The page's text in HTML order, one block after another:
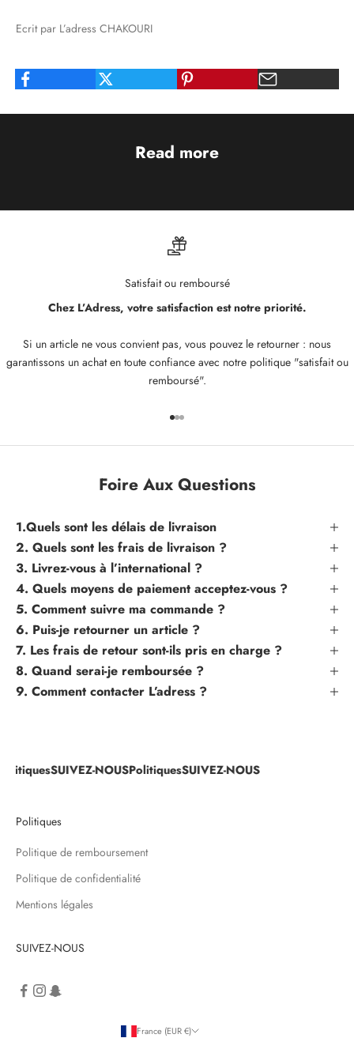
Ecrit par L’adress CHAKOURI
Read more
Satisfait ou remboursé
Chez L’Adress, votre satisfaction est notre priorité.
Si un article ne vous convient pas, vous pouvez le retourner : nous
garantissons un achat en toute confiance avec notre politique "satisfait ou
remboursé".
Aller à l'élément 1
Aller à l'élément 2
Aller à l'élément 3
Foire Aux Questions
1.Quels sont les délais de livraison
2. Quels sont les frais de livraison ?
3. Livrez-vous à l’international ?
4. Quels moyens de paiement acceptez-vous ?
5. Comment suivre ma commande ?
6. Puis-je retourner un article ?
7. Les frais de retour sont-ils pris en charge ?
8. Quand serai-je remboursée ?
9. Comment contacter L’adress ?
SUIVEZ-NOUSPolitiquesSUIVEZ-NOUS
Politiques
Politique de remboursement
Politique de confidentialité
Mentions légales
SUIVEZ-NOUS
France (EUR €)